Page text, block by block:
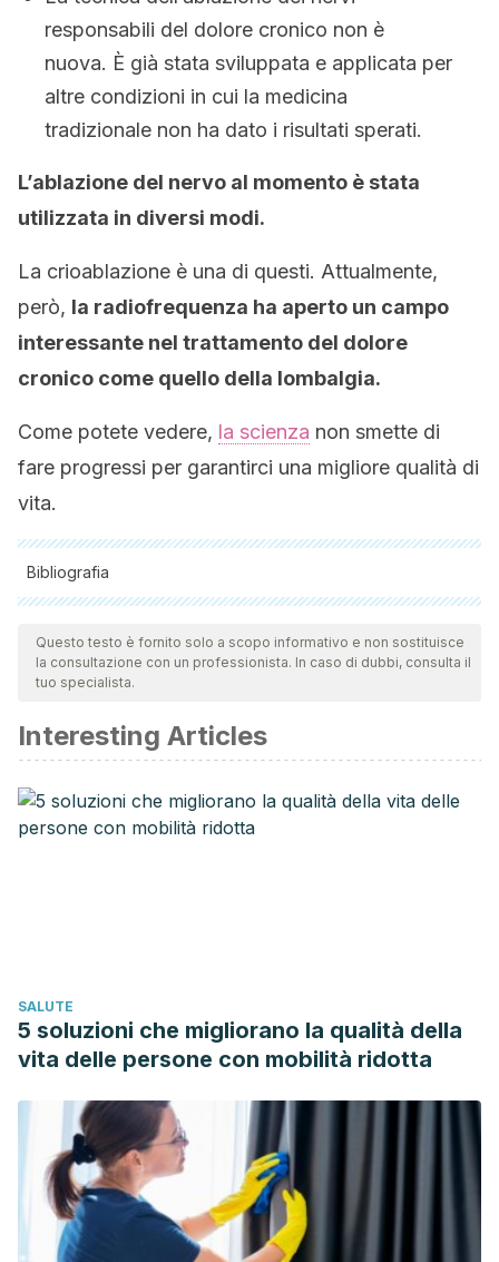
responsabili del dolore cronico non è
nuova. È già stata sviluppata e applicata per
altre condizioni in cui la medicina
tradizionale non ha dato i risultati sperati.
L’ablazione del nervo al momento è stata
utilizzata in diversi modi.
La crioablazione è una di questi. Attualmente,
però, la radiofrequenza ha aperto un campo
interessante nel trattamento del dolore
cronico come quello della lombalgia.
Come potete vedere, la scienza non smette di
fare progressi per garantirci una migliore qualità di
vita.
Bibliografia
Tutte le fonti citate sono state esaminate a fondo dal nostro
team per garantirne la qualità, l'affidabilità, l'attualità e la
validità. La bibliografia di questo articolo è stata considerata
Hoy, D., March, L., Brooks, P., Blyth, F., Woolf, A., Bain,
C., … & Murray, C.(2014). The global burden of low back
pain: estimates from the Global Burden of Disease 2010
study. Annals of the rheumatic diseases
Public Health Service.
Nerve Ablation System
https://www.accessdata.fda.gov/cdrh_docs/pdf15/
Fras, C., Kravetz, P., Mody, D. R., & Heggeness, M. H.
(2003). Substance P–containing nerves within the human
vertebral body: an immunohistochemical study of the
basivertebral nerve.
The Spine Journal
https://www.sciencedirect.com/science/article/abs/pii/
Questo testo è fornito solo a scopo informativo e non sostituisce
la consultazione con un professionista. In caso di dubbi, consulta il
tuo specialista.
Interesting Articles
SALUTE
5 soluzioni che migliorano la qualità della
vita delle persone con mobilità ridotta